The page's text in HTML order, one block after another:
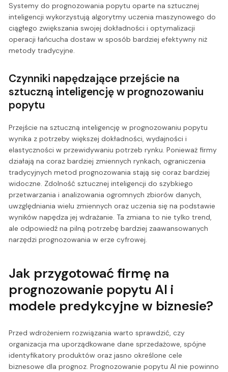
Systemy do prognozowania popytu oparte na sztucznej
inteligencji wykorzystują algorytmy uczenia maszynowego do
ciągłego zwiększania swojej dokładności i optymalizacji
operacji łańcucha dostaw w sposób bardziej efektywny niż
metody tradycyjne.
Czynniki napędzające przejście na
sztuczną inteligencję w prognozowaniu
popytu
Przejście na sztuczną inteligencję w prognozowaniu popytu
wynika z potrzeby większej dokładności, wydajności i
elastyczności w przewidywaniu potrzeb rynku. Ponieważ firmy
działają na coraz bardziej zmiennych rynkach, ograniczenia
tradycyjnych metod prognozowania stają się coraz bardziej
widoczne. Zdolność sztucznej inteligencji do szybkiego
przetwarzania i analizowania ogromnych zbiorów danych,
uwzględniania wielu zmiennych oraz uczenia się na podstawie
wyników napędza jej wdrażanie. Ta zmiana to nie tylko trend,
ale odpowiedź na pilną potrzebę bardziej zaawansowanych
narzędzi prognozowania w erze cyfrowej.
Jak przygotować firmę na
prognozowanie popytu AI i
modele predykcyjne w biznesie?
Przed wdrożeniem rozwiązania warto sprawdzić, czy
organizacja ma uporządkowane dane sprzedażowe, spójne
identyfikatory produktów oraz jasno określone cele
biznesowe dla prognoz. Prognozowanie popytu AI nie powinno